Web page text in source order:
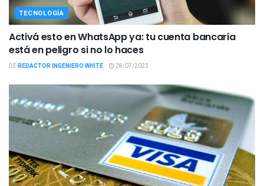
TECNOLOGÍA
Activá esto en WhatsApp ya: tu cuenta bancaria
está en peligro si no lo haces
DEREDACTOR INGENIERO WHITE 28/07/2023